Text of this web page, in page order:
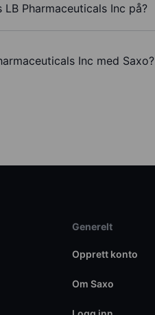
Pharmaceuticals Inc på?
Inc med Saxo?
Generelt
Opprett konto
Om Saxo